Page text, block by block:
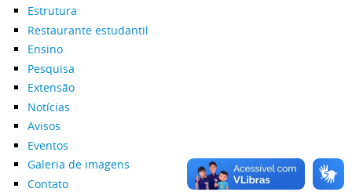
Estrutura
Restaurante estudantil
Ensino
Pesquisa
Extensão
Notícias
Avisos
Eventos
Galeria de imagens
Contato